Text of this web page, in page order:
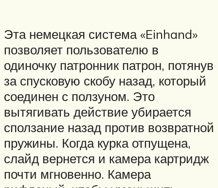
Эта немецкая система «Einhand»
позволяет пользователю в
одиночку патронник патрон, потянув
за спусковую скобу назад, который
соединен с ползуном. Это
вытягивать действие убирается
сползание назад против возвратной
пружины. Когда курка отпущена,
слайд вернется и камера картридж
почти мгновенно. Камера